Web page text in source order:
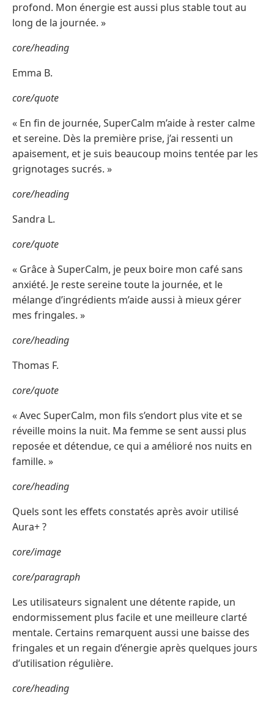
profond. Mon énergie est aussi plus stable tout au
long de la journée. »
core/heading
Emma B.
core/quote
« En fin de journée, SuperCalm m’aide à rester calme
et sereine. Dès la première prise, j’ai ressenti un
apaisement, et je suis beaucoup moins tentée par les
grignotages sucrés. »
core/heading
Sandra L.
core/quote
« Grâce à SuperCalm, je peux boire mon café sans
anxiété. Je reste sereine toute la journée, et le
mélange d’ingrédients m’aide aussi à mieux gérer
mes fringales. »
core/heading
Thomas F.
core/quote
« Avec SuperCalm, mon fils s’endort plus vite et se
réveille moins la nuit. Ma femme se sent aussi plus
reposée et détendue, ce qui a amélioré nos nuits en
famille. »
core/heading
Quels sont les effets constatés après avoir utilisé
Aura+ ?
core/image
core/paragraph
Les utilisateurs signalent une détente rapide, un
endormissement plus facile et une meilleure clarté
mentale. Certains remarquent aussi une baisse des
fringales et un regain d’énergie après quelques jours
d’utilisation régulière.
core/heading